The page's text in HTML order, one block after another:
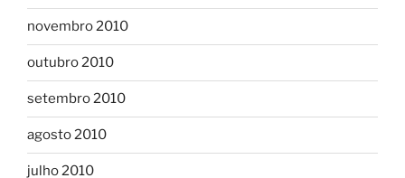
novembro 2010
outubro 2010
setembro 2010
agosto 2010
julho 2010